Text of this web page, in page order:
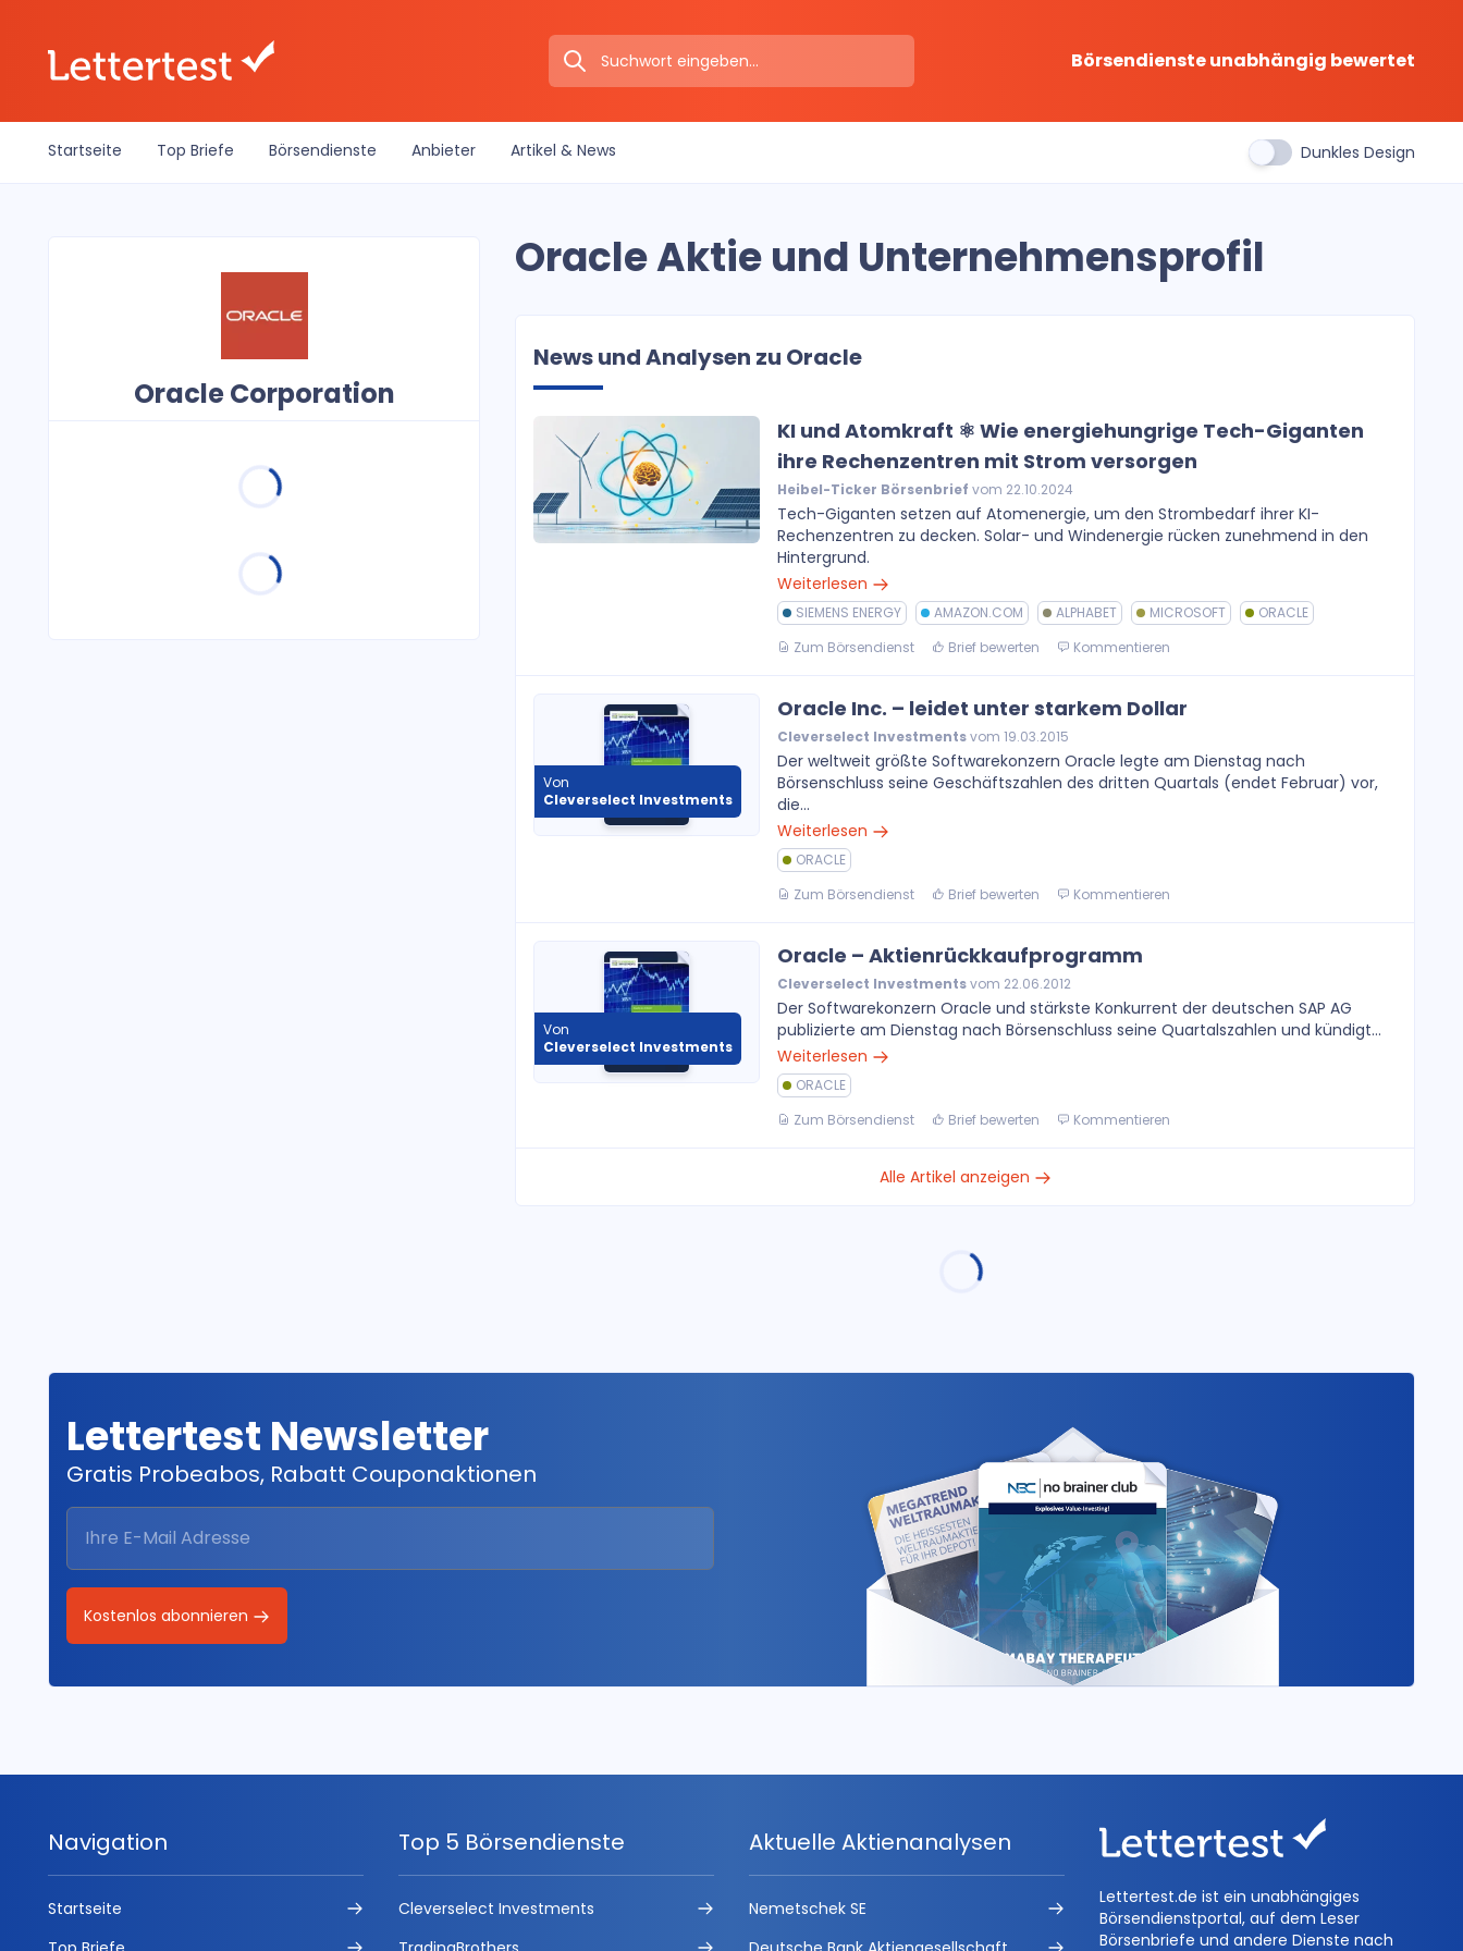
Börsendienste unabhängig bewertet
Startseite Top Briefe Börsendienste Anbieter Artikel & News Dunkles Design
Oracle Corporation
Oracle Aktie und Unternehmensprofil
News und Analysen zu Oracle
KI und Atomkraft ⚛️ Wie energiehungrige Tech-Giganten
ihre Rechenzentren mit Strom versorgen
Heibel-Ticker Börsenbrief vom 22.10.2024
Tech-Giganten setzen auf Atomenergie, um den Strombedarf ihrer KI-
Rechenzentren zu decken. Solar- und Windenergie rücken zunehmend in den
Hintergrund.
Weiterlesen
SIEMENS ENERGY AMAZON.COM ALPHABET MICROSOFT
ORACLE
Zum Börsendienst
Brief bewerten Kommentieren
Von
Cleverselect Investments
Oracle Inc. – leidet unter starkem Dollar
Cleverselect Investmentsvom 19.03.2015
Der weltweit größte Softwarekonzern Oracle legte am Dienstag nach
Börsenschluss seine Geschäftszahlen des dritten Quartals (endet Februar) vor,
die...
Weiterlesen
ORACLE
Zum Börsendienst
Brief bewerten Kommentieren
Von
Cleverselect Investments
Oracle – Aktienrückkaufprogramm
Cleverselect Investmentsvom 22.06.2012
Der Softwarekonzern Oracle und stärkste Konkurrent der deutschen SAP AG
publizierte am Dienstag nach Börsenschluss seine Quartalszahlen und kündigt...
Weiterlesen
ORACLE
Zum Börsendienst
Brief bewerten Kommentieren
Alle Artikel anzeigen
Lettertest Newsletter
Gratis Probeabos, Rabatt Couponaktionen
Kostenlos abonnieren
Navigation
Startseite
Top 5 Börsendienste
Cleverselect Investments
Aktuelle Aktienanalysen
Nemetschek SE
Lettertest.de ist ein unabhängiges
Börsendienstportal, auf dem Leser
Börsenbriefe und andere Dienste nach